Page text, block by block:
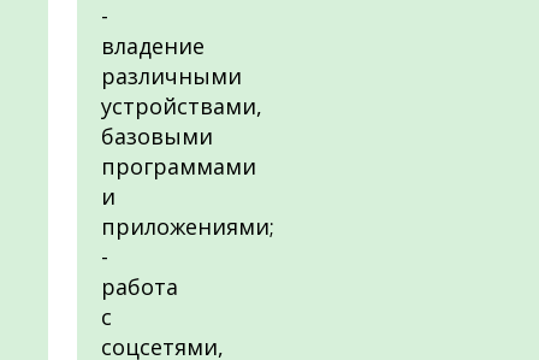
-
владение
различными
устройствами,
базовыми
программами
и
приложениями;
-
работа
с
соцсетями,